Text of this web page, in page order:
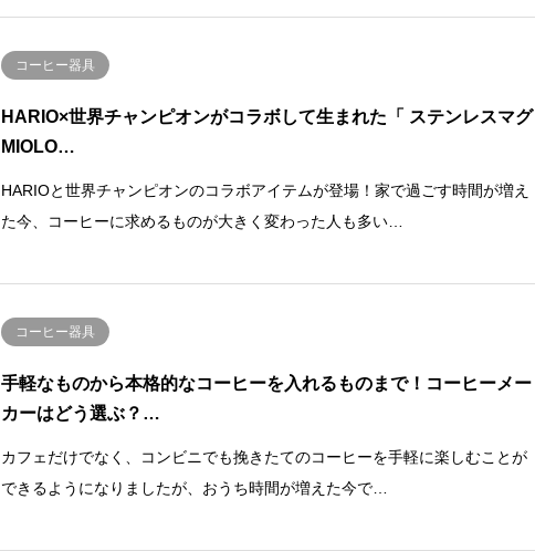
コーヒー器具
HARIO×世界チャンピオンがコラボして生まれた「 ステンレスマグ
MIOLO…
HARIOと世界チャンピオンのコラボアイテムが登場！家で過ごす時間が増え
た今、コーヒーに求めるものが大きく変わった人も多い…
コーヒー器具
手軽なものから本格的なコーヒーを入れるものまで！コーヒーメー
カーはどう選ぶ？…
カフェだけでなく、コンビニでも挽きたてのコーヒーを手軽に楽しむことが
できるようになりましたが、おうち時間が増えた今で…